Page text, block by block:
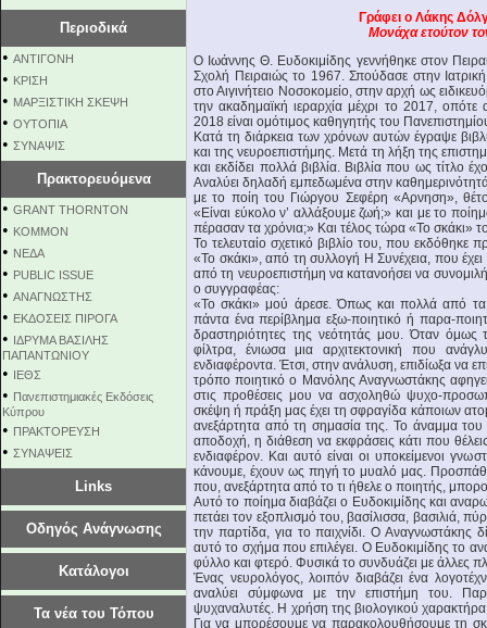
Περιοδικά
• ΑΝΤΙΓΟΝΗ
• ΚΡΙΣΗ
• ΜΑΡΞΙΣΤΙΚΗ ΣΚΕΨΗ
• ΟΥΤΟΠΙΑ
• ΣΥΝΑΨΙΣ
Πρακτορευόμενα
• GRANT THORNTON
• KOMMON
• NEΔΑ
• PUBLIC ISSUE
• ΑΝΑΓΝΩΣΤΗΣ
• ΕΚΔΟΣΕΙΣ ΠΙΡΟΓΑ
• ΙΔΡΥΜΑ ΒΑΣΙΛΗΣ
ΠΑΠΑΝΤΩΝΙΟΥ
• ΙΕΘΣ
• Πανεπιστημιακές Εκδόσεις
Κύπρου
• ΠΡΑΚΤΟΡΕΥΣΗ
• ΣΥΝΑΨΕΙΣ
Links
Οδηγός Ανάγνωσης
Κατάλογοι
Τα νέα του Τόπου
Γράφει ο Λάκης
Μονάχα ετούτον
Ο Ιωάννης Θ. Ευδοκιμίδης γεννήθηκε στον
Σχολή Πειραιώς το 1967. Σπούδασε στην
στο Αιγινήτειο Νοσοκομείο, στην αρχή ως
την ακαδημαϊκή ιεραρχία μέχρι το 2017,
2018 είναι ομότιμος καθηγητής του
Κατά τη διάρκεια των χρόνων αυτών έγραψε
και της νευροεπιστήμης. Μετά τη λήξη της
και εκδίδει πολλά βιβλία. Βιβλία που ως τίτλο
Αναλύει δηλαδή εμπεδωμένα στην
με το ποίη του Γιώργου Σεφέρη «Αρνηση»,
«Είναι εύκολο ν’ αλλάξουμε ζωή;» και με το
πέρασαν τα χρόνια;» Και τέλος τώρα «Το σκάκι»
Το τελευταίο σχετικό βιβλίο του, που
«Το σκάκι», από τη συλλογή Η Συνέχεια, που
από τη νευροεπιστήμη να κατανοήσει να
ο συγγραφέας:
«Το σκάκι» μού άρεσε. Όπως και πολλά από
πάντα ένα περίβλημα εξω-ποιητικό ή παρα-
δραστηριότητες της νεότητάς μου. Όταν όμως
φίλτρα, ένιωσα μια αρχιτεκτονική που
ενδιαφέροντα. Έτσι, στην ανάλυση, επιδίωξα να
τρόπο ποιητικό ο Μανόλης Αναγνωστάκης
στις προθέσεις μου να ασχοληθώ ψυχο-
σκέψη ή πράξη μας έχει τη σφραγίδα κάποιων
ανεξάρτητα από τη σημασία της. Το άναμμα
αποδοχή, η διάθεση να εκφράσεις κάτι που
ενδιαφέρον. Και αυτό είναι οι υποκείμενοι
κάνουμε, έχουν ως πηγή το μυαλό μας.
που, ανεξάρτητα από το τι ήθελε ο ποιητής,
Αυτό το ποίημα διαβάζει ο Ευδοκιμίδης και
πετάει τον εξοπλισμό του, βασίλισσα, βασιλιά,
την παρτίδα, για το παιχνίδι. Ο Αναγνωστάκης
αυτό το σχήμα που επιλέγει. Ο Ευδοκιμίδης το
φύλλο και φτερό. Φυσικά το συνδυάζει με άλλες
Ένας νευρολόγος, λοιπόν διαβάζει ένα
αναλύει σύμφωνα με την επιστήμη του.
ψυχαναλυτές. Η χρήση της βιολογικού
Για να μπορέσουμε να παρακολουθήσουμε τη